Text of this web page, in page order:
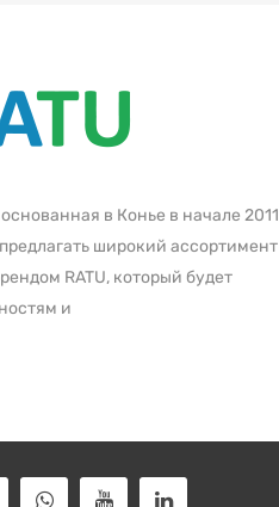
в Конье в начале 2011
широкий ассортимент
RATU, который будет
и